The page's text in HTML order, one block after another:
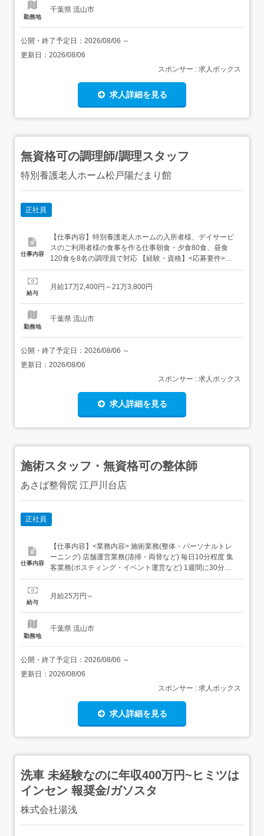
勤務地
千葉県 流山市
公開・終了予定日： 2026/08/06 ～
更新日： 2026/08/06
スポンサー : 求人ボックス
求人詳細を見る
無資格可の調理師/調理スタッフ
特別養護老人ホーム松戸陽だまり館
正社員
仕事内容
【仕事内容】特別養護老人ホームの入所者様、デイサービ
スのご利用者様の食事を作る仕事朝食・夕食80食、昼食
120食を8名の調理員で対応 【経験・資格】<応募要件>無
資格可学歴、経験不問64歳以下(定年を上限) 【給与】月給
158,400円～195,800円・地域手当 13,000円・特定処遇改
給与
月給17万2,400円～21万3,800円
勤務地
千葉県 流山市
公開・終了予定日： 2026/08/06 ～
更新日： 2026/08/06
スポンサー : 求人ボックス
求人詳細を見る
施術スタッフ・無資格可の整体師
あさば整骨院 江戸川台店
正社員
仕事内容
【仕事内容】<業務内容> 施術業務(整体・パーソナルトレ
ーニング) 店舗運営業務(清掃・両替など) 毎日10分程度 集
客業務(ポスティング・イベント運営など) 1週間に30分～1
時間程度<一日のスケジュール例> 09:00～ 朝礼・ミーティ
どんな患者様が多い?>腰痛改善や産後の骨盤矯正、...
給与
月給25万円～
勤務地
千葉県 流山市
公開・終了予定日： 2026/08/06 ～
更新日： 2026/08/06
スポンサー : 求人ボックス
求人詳細を見る
洗車 未経験なのに年収400万円~ヒミツは
インセン 報奨金/ガソスタ
株式会社湯浅